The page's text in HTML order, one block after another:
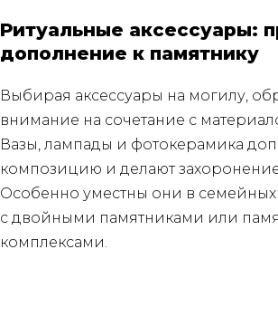
Ритуальные аксессуары:
дополнение к памятнику
Выбирая аксессуары на могилу,
внимание на сочетание с
Вазы, лампады и фотокерамика
композицию и делают
Особенно уместны они в семейных
с двойными памятниками или
комплексами.